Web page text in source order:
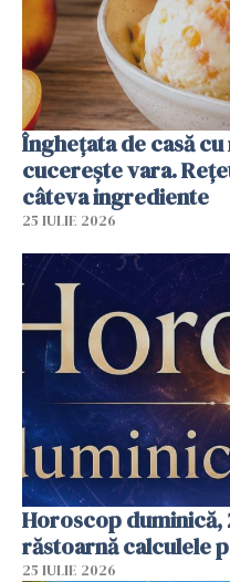
Înghețata de casă
cucerește vara.
câteva ingrediente
25 IULIE 2026
Horoscop duminică,
răstoarnă calculele
25 IULIE 2026